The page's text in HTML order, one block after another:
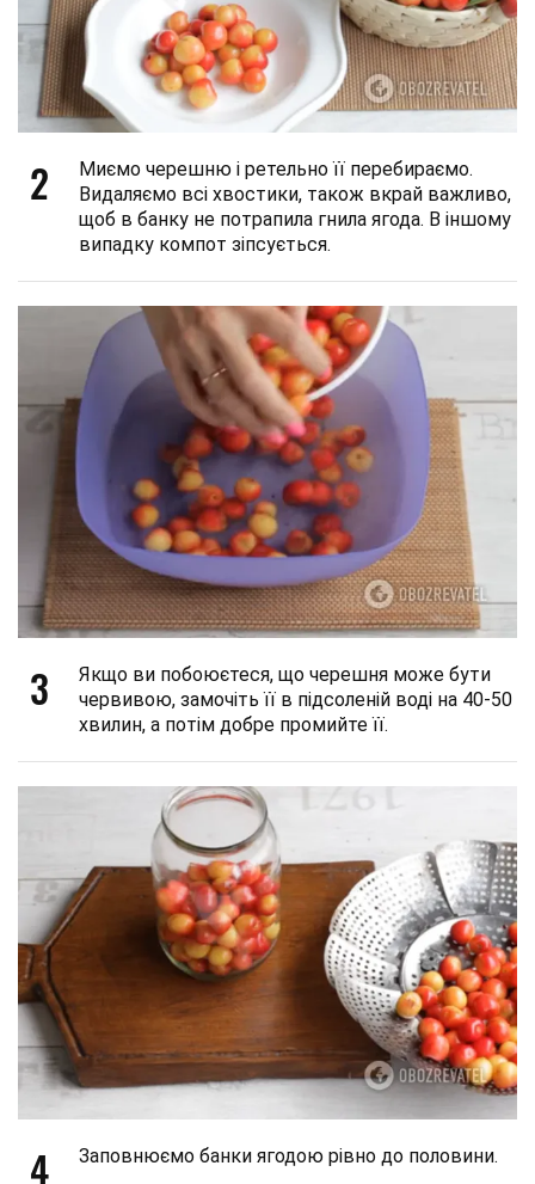
2
Миємо черешню і ретельно її перебираємо.
Видаляємо всі хвостики, також вкрай важливо,
щоб в банку не потрапила гнила ягода. В іншому
випадку компот зіпсується.
3
Якщо ви побоюєтеся, що черешня може бути
червивою, замочіть її в підсоленій воді на 40-50
хвилин, а потім добре промийте її.
4 Заповнюємо банки ягодою рівно до половини.